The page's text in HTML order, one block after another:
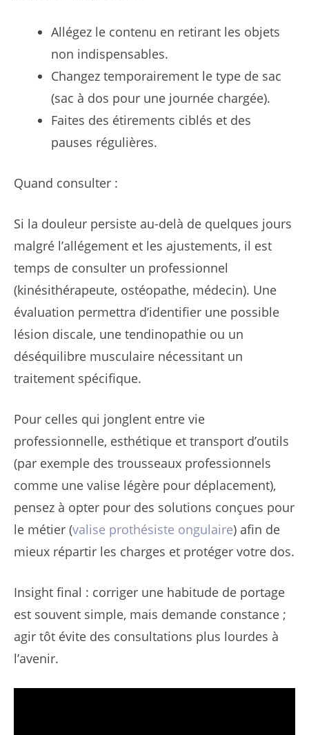
Allégez le contenu en retirant les objets
non indispensables.
Changez temporairement le type de sac
(sac à dos pour une journée chargée).
Faites des étirements ciblés et des
pauses régulières.
Quand consulter :
Si la douleur persiste au-delà de quelques jours
malgré l’allégement et les ajustements, il est
temps de consulter un professionnel
(kinésithérapeute, ostéopathe, médecin). Une
évaluation permettra d’identifier une possible
lésion discale, une tendinopathie ou un
déséquilibre musculaire nécessitant un
traitement spécifique.
Pour celles qui jonglent entre vie
professionnelle, esthétique et transport d’outils
(par exemple des trousseaux professionnels
comme une valise légère pour déplacement),
pensez à opter pour des solutions conçues pour
le métier (valise prothésiste ongulaire) afin de
mieux répartir les charges et protéger votre dos.
Insight final : corriger une habitude de portage
est souvent simple, mais demande constance ;
agir tôt évite des consultations plus lourdes à
l’avenir.